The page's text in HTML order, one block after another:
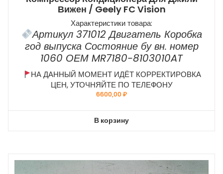
Вижен / Geely FC Vision
Характеристики товара:
Артикул 371012 Двигатель Коробка
год выпуска Состояние бу вн. номер
1060 ОЕМ MR7180-8103010AT
НА ДАННЫЙ МОМЕНТ ИДЁТ КОРРЕКТИРОВКА
ЦЕН, УТОЧНЯЙТЕ ПО ТЕЛЕФОНУ
6600,00₽
В корзину